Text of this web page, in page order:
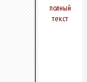
полный
текст